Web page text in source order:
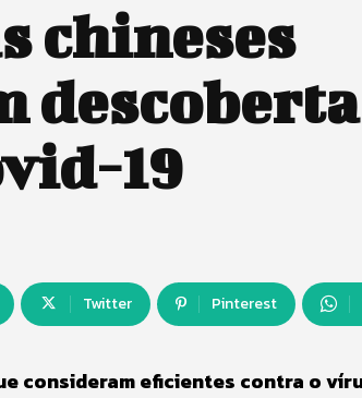
chineses
descoberta
19
Twitter Pinterest
consideram eficientes contra o